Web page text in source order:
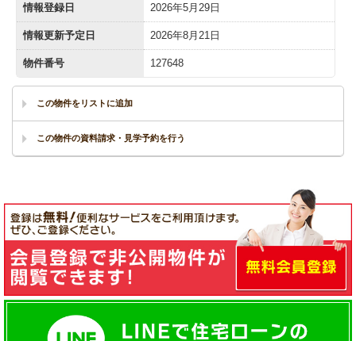
情報登録日 2026年5月29日
情報更新予定日 2026年8月21日
物件番号 127648